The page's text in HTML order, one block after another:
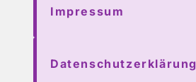
Impressum
Datenschutzerklärung